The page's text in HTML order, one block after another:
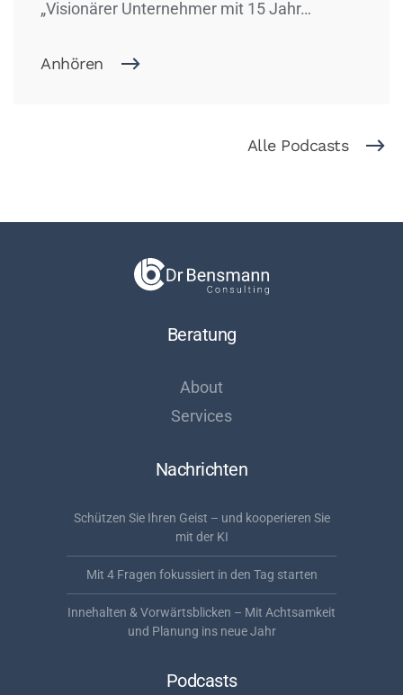
„Visionärer Unternehmer mit 15 Jahr…
Anhören
Alle Podcasts
Beratung
About
Services
Nachrichten
Schützen Sie Ihren Geist – und kooperieren Sie
mit der KI
Mit 4 Fragen fokussiert in den Tag starten
Innehalten & Vorwärtsblicken – Mit Achtsamkeit
und Planung ins neue Jahr
Podcasts